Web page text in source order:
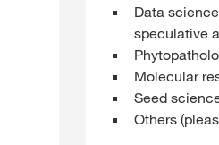
Data
speculative
Molecular
Seed
Others